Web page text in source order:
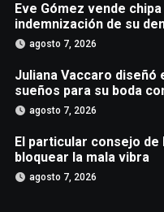
Eve Gómez vende
indemnización de su
agosto 7, 2026
Juliana Vaccaro diseñó
sueños para su boda
agosto 7, 2026
El particular consejo
bloquear la mala vibra
agosto 7, 2026